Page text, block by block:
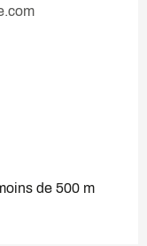
de 500 m